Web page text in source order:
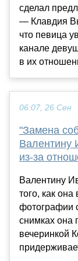
сделал
— Клавдия
что певица
канале
в их
06:07, 26 Сен
"Замена
Валентину
из-за
Валентину
того, как
фотографии
снимках она
вечеринкой